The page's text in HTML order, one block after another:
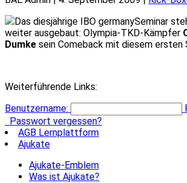
Das diesjährige IBO germanySeminar
weiter ausgebaut: Olympia-TKD-Kämpfer
Dumke sein Comeback mit diesem ersten
Weiterführende Links:
Benutzername:
Passwort vergessen?
AGB Lernplattform
Ajukate
Ajukate-Emblem
Was ist Ajukate?